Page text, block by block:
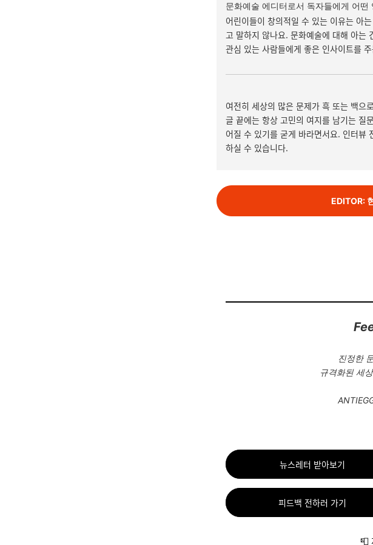
문화예술 에디터로서 독자들에게 어
어린이들이 창의적일 수 있는 이유는 아
고 말하지 않나요. 문화예술에 대해 아는
관심 있는 사람들에게 좋은 인사이트를
여전히 세상의 많은 문제가 흑 또는 백으
글 끝에는 항상 고민의 여지를 남기는 질
어질 수 있기를 굳게 바라면서요. 인터뷰
하실 수 있습니다.
EDITOR:
진정한
규격화된 세
뉴스레터 받아보기
피드백 전하러 가기
📮